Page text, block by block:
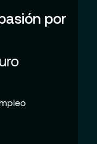
por